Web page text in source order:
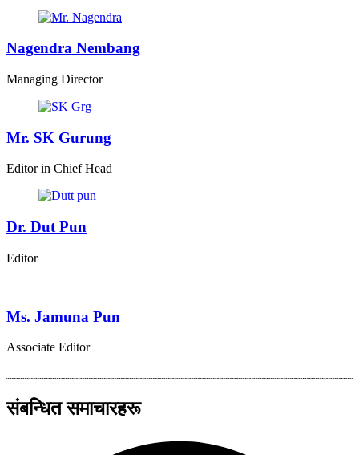
Nagendra Nembang
Managing Director
Mr. SK Gurung
Editor in Chief Head
Dr. Dut Pun
Editor
Ms. Jamuna Pun
Associate Editor
संबन्धित समाचारहरू